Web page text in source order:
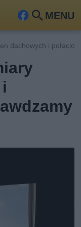
MENU
Fa
ook
Szu
dachowych i